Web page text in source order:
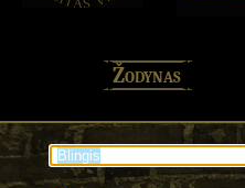
Žodynas